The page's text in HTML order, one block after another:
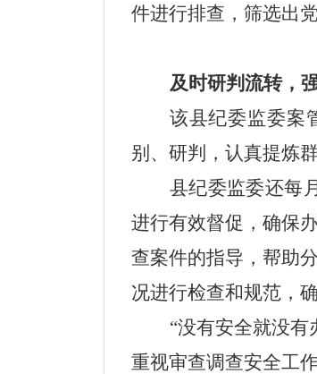
件进行排查，筛选出
及时研判流转，
该县纪委监委案
别、研判，认真提炼
县纪委监委还每
进行有效督促，确保
查案件的指导，帮助
况进行检查和规范，
“没有安全就没
重视审查调查安全工